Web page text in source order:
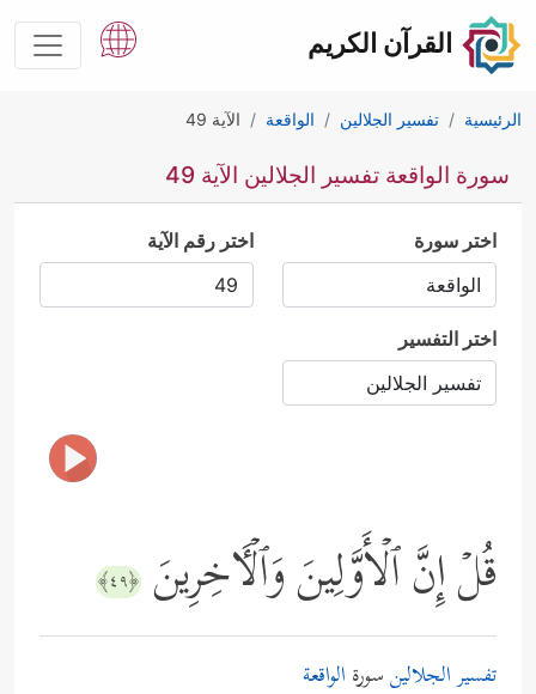
القرآن الكريم
الرئيسية تفسير الجلالين الواقعة الآية 49
سورة الواقعة تفسير الجلالين الآية 49
اختر سورة اختر رقم الآية
اختر التفسير
قُلۡ إِنَّ ٱلۡأَوَّلِینَ وَٱلۡـَٔاخِرِینَ ﴿٤٩﴾
تفسير الجلالينسورة الواقعة